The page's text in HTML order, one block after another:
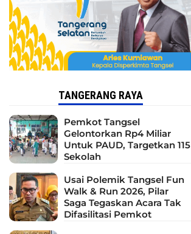
TANGERANG RAYA
Pemkot Tangsel
Gelontorkan Rp4 Miliar
Untuk PAUD, Targetkan 115
Sekolah
Usai Polemik Tangsel Fun
Walk & Run 2026, Pilar
Saga Tegaskan Acara Tak
Difasilitasi Pemkot